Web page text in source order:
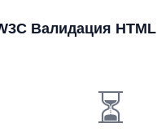
Валидация HTML
⏳